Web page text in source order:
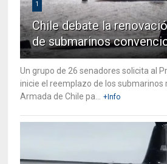
1
Chile debate la
de submarinos
Un grupo de 26 senadores solicita al
inicie el reemplazo de los submarinos
Armada de Chile pa...
+Info